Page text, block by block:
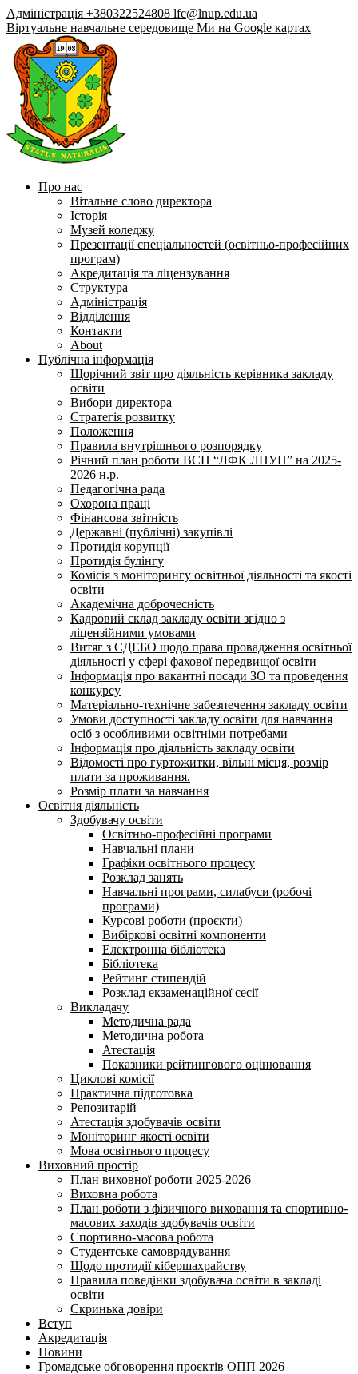
Адміністрація +380322524808 lfc@lnup.edu.ua
Віртуальне навчальне середовище Ми на Google картах
Про нас
Вітальне слово директора
Історія
Музей коледжу
Презентації спеціальностей (освітньо-професійних
програм)
Акредитація та ліцензування
Структура
Адміністрація
Відділення
Контакти
About
Публічна інформація
Щорічний звіт про діяльність керівника закладу
освіти
Вибори директора
Стратегія розвитку
Положення
Правила внутрішнього розпорядку
Річний план роботи ВСП “ЛФК ЛНУП” на 2025-
2026 н.р.
Педагогічна рада
Охорона праці
Фінансова звітність
Державні (публічні) закупівлі
Протидія корупції
Протидія булінгу
Комісія з моніторингу освітньої діяльності та якості
освіти
Академічна доброчесність
Кадровий склад закладу освіти згідно з
ліцензійними умовами
Витяг з ЄДЕБО щодо права провадження освітньої
діяльності у сфері фахової передвищої освіти
Інформація про вакантні посади ЗО та проведення
конкурсу
Матеріально-технічне забезпечення закладу освіти
Умови доступності закладу освіти для навчання
осіб з особливими освітніми потребами
Інформація про діяльність закладу освіти
Відомості про гуртожитки, вільні місця, розмір
плати за проживання.
Розмір плати за навчання
Освітня діяльність
Здобувачу освіти
Освітньо-професійні програми
Навчальні плани
Графіки освітнього процесу
Розклад занять
Навчальні програми, силабуси (робочі
програми)
Курсові роботи (проєкти)
Вибіркові освітні компоненти
Електронна бібліотека
Бібліотека
Рейтинг стипендій
Розклад екзаменаційної сесії
Викладачу
Методична рада
Методична робота
Атестація
Показники рейтингового оцінювання
Циклові комісії
Практична підготовка
Репозитарій
Атестація здобувачів освіти
Моніторинг якості освіти
Мова освітнього процесу
Виховний простір
План виховної роботи 2025-2026
Виховна робота
План роботи з фізичного виховання та спортивно-
масових заходів здобувачів освіти
Спортивно-масова робота
Студентське самоврядування
Щодо протидії кібершахрайству
Правила поведінки здобувача освіти в закладі
освіти
Скринька довіри
Вступ
Акредитація
Новини
Громадське обговорення проєктів ОПП 2026